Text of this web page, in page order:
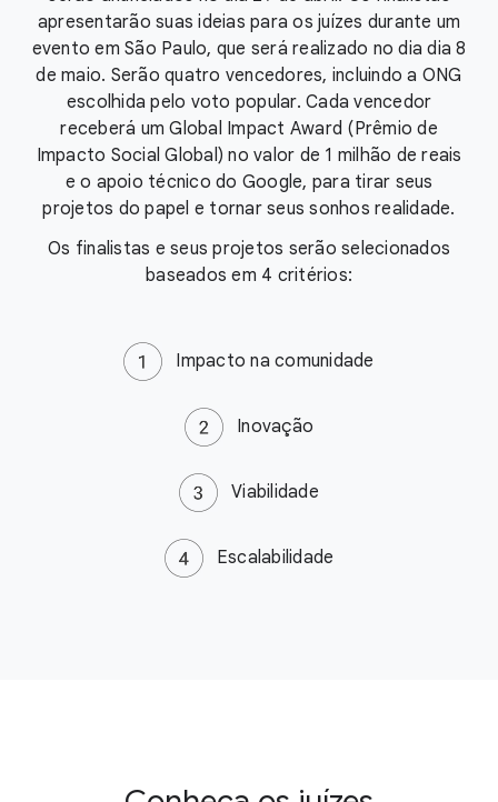
apresentarão suas ideias para os juízes durante um
evento em São Paulo, que será realizado no dia dia 8
de maio. Serão quatro vencedores, incluindo a ONG
escolhida pelo voto popular. Cada vencedor
receberá um Global Impact Award (Prêmio de
Impacto Social Global) no valor de 1 milhão de reais
e o apoio técnico do Google, para tirar seus
projetos do papel e tornar seus sonhos realidade.
Os finalistas e seus projetos serão selecionados
baseados em 4 critérios:
Impacto na comunidade
Inovação
Viabilidade
Escalabilidade